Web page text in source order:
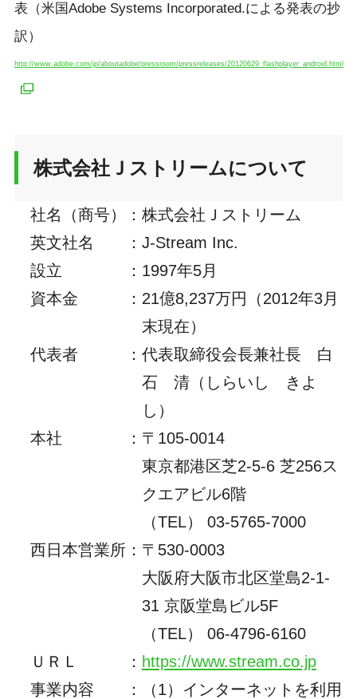
表（米国Adobe Systems Incorporated.による発表の抄
訳）
http://www.adobe.com/jp/aboutadobe/pressroom/pressreleases/20120629_flashplayer_android.html
株式会社Ｊストリームについて
社名（商号） ： 株式会社Ｊストリーム
英文社名
： J-Stream Inc.
設立
： 1997年5月
資本金
： 21億8,237万円（2012年3月
末現在）
代表者
： 代表取締役会長兼社長 白
石 清（しらいし きよ
し）
本社
： 〒105-0014
東京都港区芝2-5-6 芝256ス
クエアビル6階
（TEL） 03-5765-7000
西日本営業所： 〒530-0003
大阪府大阪市北区堂島2-1-
31 京阪堂島ビル5F
（TEL） 06-4796-6160
ＵＲＬ
： https://www.stream.co.jp
事業内容
：
（1）インターネットを利用